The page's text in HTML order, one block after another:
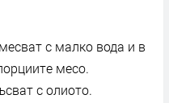
с малко вода и в
месо.
с олиото.